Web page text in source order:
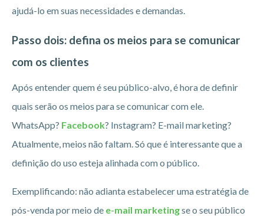
ajudá-lo em suas necessidades e demandas.
Passo dois: defina os meios para se comunicar
com os clientes
Após entender quem é seu público-alvo, é hora de definir
quais serão os meios para se comunicar com ele.
WhatsApp? Facebook? Instagram? E-mail marketing?
Atualmente, meios não faltam. Só que é interessante que a
definição do uso esteja alinhada com o público.
Exemplificando: não adianta estabelecer uma estratégia de
pós-venda por meio de e-mail marketingse o seu público